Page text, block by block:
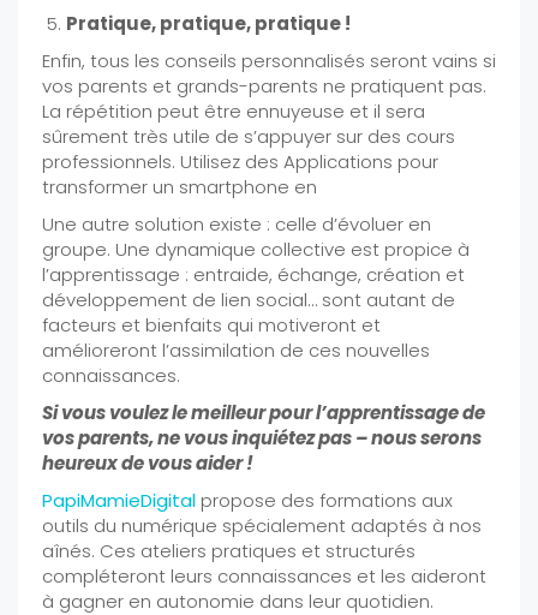
Pratique, pratique, pratique !
Enfin, tous les conseils personnalisés seront vains si
vos parents et grands-parents ne pratiquent pas.
La répétition peut être ennuyeuse et il sera
sûrement très utile de s’appuyer sur des cours
professionnels. Utilisez des Applications pour
transformer un smartphone en
Une autre solution existe : celle d’évoluer en
groupe. Une dynamique collective est propice à
l’apprentissage : entraide, échange, création et
développement de lien social… sont autant de
facteurs et bienfaits qui motiveront et
amélioreront l’assimilation de ces nouvelles
connaissances.
Si vous voulez le meilleur pour l’apprentissage de
vos parents, ne vous inquiétez pas – nous serons
heureux de vous aider !
PapiMamieDigital propose des formations aux
outils du numérique spécialement adaptés à nos
aînés. Ces ateliers pratiques et structurés
compléteront leurs connaissances et les aideront
à gagner en autonomie dans leur quotidien.